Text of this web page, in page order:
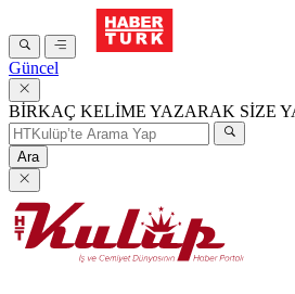
Güncel
BİRKAÇ KELİME YAZARAK SİZE
Ara